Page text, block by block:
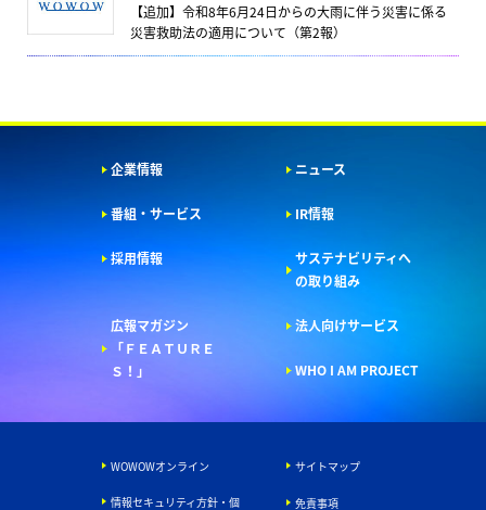
【追加】令和8年6月24日からの大雨に伴う災害に係る
災害救助法の適用について（第2報）
企業情報 ニュース
番組・サービス IR情報
採用情報
サステナビリティへ
の取り組み
広報マガジン
「ＦＥＡＴＵＲＥ
Ｓ！」
法人向けサービス
WHO I AM PROJECT
WOWOWオンライン サイトマップ
情報セキュリティ方針・個 免責事項